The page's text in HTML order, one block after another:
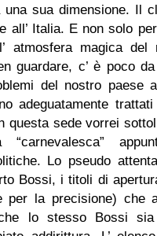
una sua dimensione. Il
all’ Italia. E non solo
atmosfera magica del
guardare, c’ è poco
del nostro paese
adeguatamente
questa sede vorrei
“carnevalesca”
Lo pseudo
Bossi, i titoli di
per la precisione) che
lo stesso Bossi